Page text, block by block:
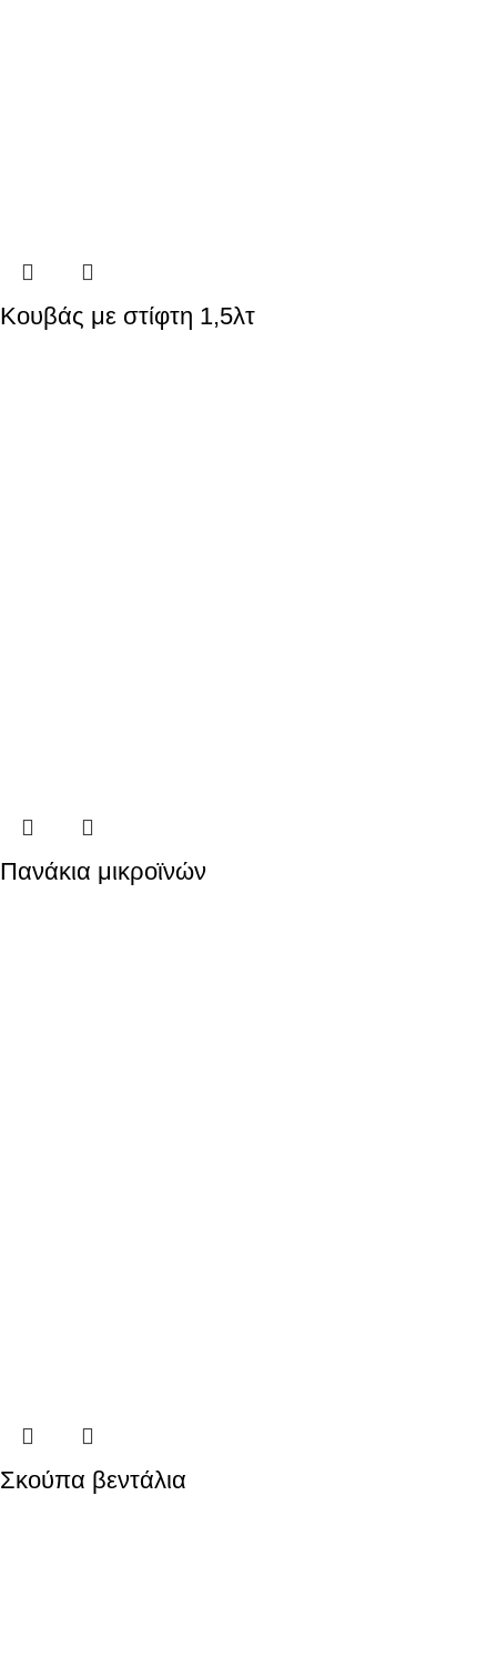
Κουβάς με στίφτη 1,5λτ
Πανάκια μικροϊνών
Σκούπα βεντάλια